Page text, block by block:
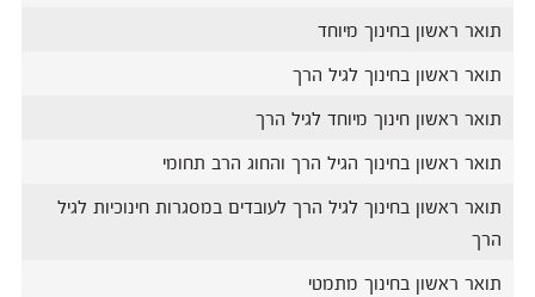
תואר ראשון בחינוך מיוחד
תואר ראשון בחינוך לגיל הרך
תואר ראשון חינוך מיוחד לגיל הרך
תואר ראשון בחינוך הגיל הרך והחוג הרב תחומי
תואר ראשון בחינוך לגיל הרך לעובדים במסגרות חינוכיות לגיל
הרך
תואר ראשון בחינוך מתמטי